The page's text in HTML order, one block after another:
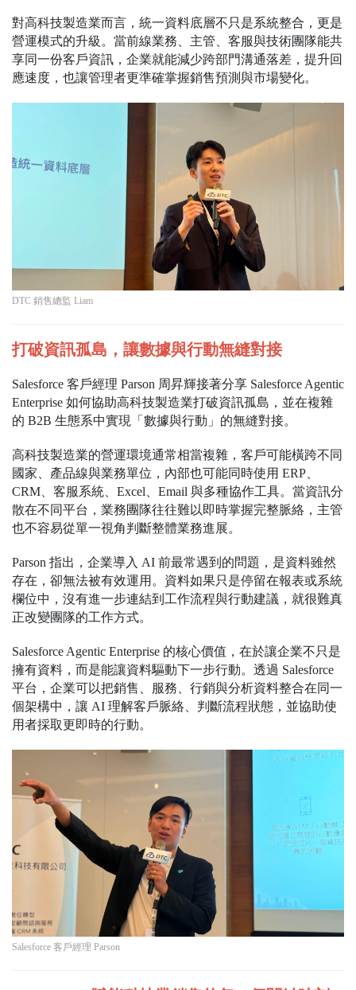
對高科技製造業而言，統一資料底層不只是系統整合，更是
營運模式的升級。當前線業務、主管、客服與技術團隊能共
享同一份客戶資訊，企業就能減少跨部門溝通落差，提升回
應速度，也讓管理者更準確掌握銷售預測與市場變化。
DTC 銷售總監 Liam
打破資訊孤島，讓數據與行動無縫對接
Salesforce 客戶經理 Parson 周昇輝接著分享 Salesforce Agentic
Enterprise 如何協助高科技製造業打破資訊孤島，並在複雜
的 B2B 生態系中實現「數據與行動」的無縫對接。
高科技製造業的營運環境通常相當複雜，客戶可能橫跨不同
國家、產品線與業務單位，內部也可能同時使用 ERP、
CRM、客服系統、Excel、Email 與多種協作工具。當資訊分
散在不同平台，業務團隊往往難以即時掌握完整脈絡，主管
也不容易從單一視角判斷整體業務進展。
Parson 指出，企業導入 AI 前最常遇到的問題，是資料雖然
存在，卻無法被有效運用。資料如果只是停留在報表或系統
欄位中，沒有進一步連結到工作流程與行動建議，就很難真
正改變團隊的工作方式。
Salesforce Agentic Enterprise 的核心價值，在於讓企業不只是
擁有資料，而是能讓資料驅動下一步行動。透過 Salesforce
平台，企業可以把銷售、服務、行銷與分析資料整合在同一
個架構中，讓 AI 理解客戶脈絡、判斷流程狀態，並協助使
用者採取更即時的行動。
Salesforce 客戶經理 Parson